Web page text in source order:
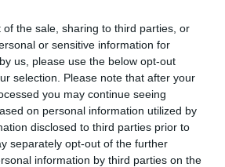
of the sale, sharing to third parties, or
or sensitive information for
us, please use the below opt-out
selection. Please note that after your
you may continue seeing
on personal information utilized by
disclosed to third parties prior to
separately opt-out of the further
information by third parties on the